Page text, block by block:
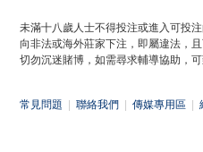
未滿十八歲人士不得投注或進入可投注
向非法或海外莊家下注，即屬違法，且
切勿沉迷賭博，如需尋求輔導協助，
常見問題 聯絡我們 傳媒專用區